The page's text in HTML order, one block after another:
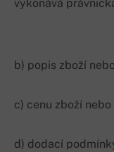
vykonává
b) popis zboží
c) cenu zboží
d) dodací